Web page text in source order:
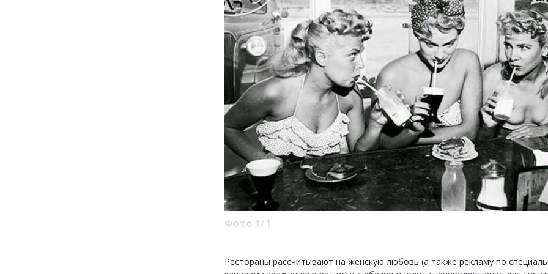
Фото 1/1
Рестораны рассчитывают на женскую любовь (а также рекламу по